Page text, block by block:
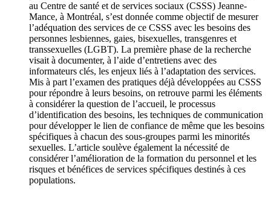
au Centre de santé et de services sociaux (CSSS) Jeanne-
Mance, à Montréal, s’est donnée comme objectif de mesurer
l’adéquation des services de ce CSSS avec les besoins des
personnes lesbiennes, gaies, bisexuelles, transgenres et
transsexuelles (LGBT). La première phase de la recherche
visait à documenter, à l’aide d’entretiens avec des
informateurs clés, les enjeux liés à l’adaptation des services.
Mis à part l’examen des pratiques déjà développées au CSSS
pour répondre à leurs besoins, on retrouve parmi les éléments
à considérer la question de l’accueil, le processus
d’identification des besoins, les techniques de communication
pour développer le lien de confiance de même que les besoins
spécifiques à chacun des sous-groupes parmi les minorités
sexuelles. L’article soulève également la nécessité de
considérer l’amélioration de la formation du personnel et les
risques et bénéfices de services spécifiques destinés à ces
populations.